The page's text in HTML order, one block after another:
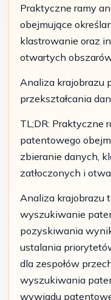
Praktyczne ramy
obejmujące
klastrowanie oraz
otwartych
Analiza krajobrazu
przekształcania
TL;DR: Praktyczne
patentowego
zbieranie danych,
zatłoczonych i
Analiza krajobrazu
wyszukiwanie
pozyskiwania
ustalania
dla zespołów
wyszukiwania
wywiadu